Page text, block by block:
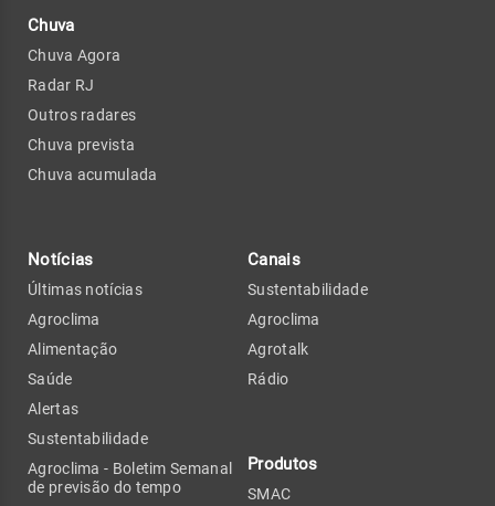
Chuva
Chuva Agora
Radar RJ
Outros radares
Chuva prevista
Chuva acumulada
Notícias
Últimas notícias
Agroclima
Alimentação
Saúde
Alertas
Sustentabilidade
Agroclima - Boletim Semanal
de previsão do tempo
Canais
Sustentabilidade
Agroclima
Agrotalk
Rádio
Produtos
SMAC